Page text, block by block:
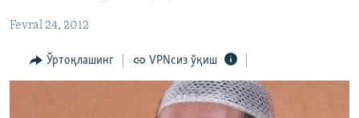
ИЖТИМОИЙ ТАРМОҚЛАР
Fevral 24, 2012
Ўртоқлашинг VPNсиз ўқиш